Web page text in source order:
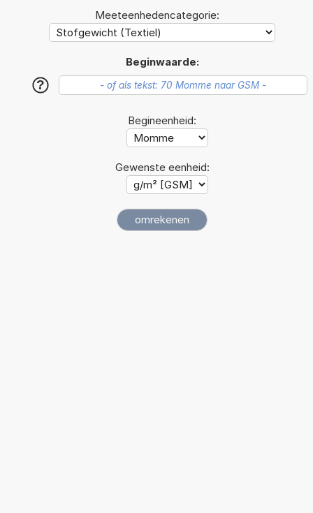
Meeteenhedencategorie:
Beginwaarde:
?
Begineenheid:
Gewenste eenheid: